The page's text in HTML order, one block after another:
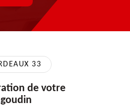
33
de votre